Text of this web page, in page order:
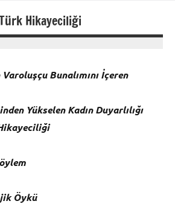
Hikayeciliği
Varoluşçu Bunalımını İçeren
Yükselen Kadın Duyarlılığı
Öykü